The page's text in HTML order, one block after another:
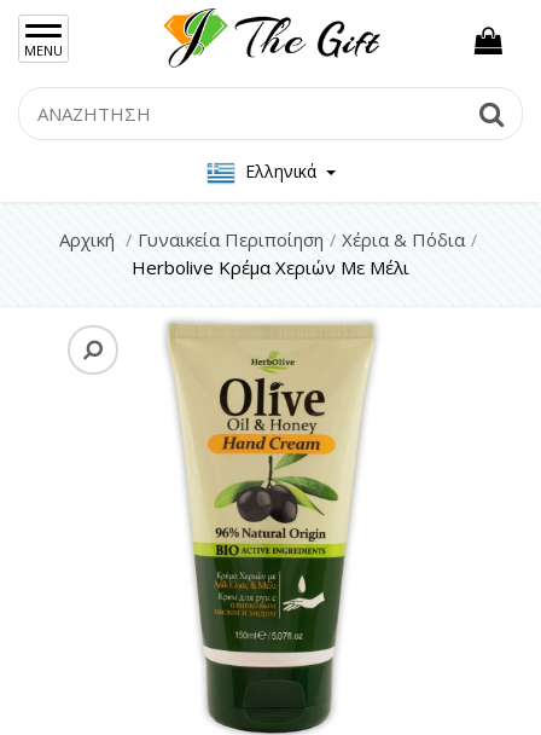
MENU
Ελληνικά
Αρχική Γυναικεία Περιποίηση
Χέρια & Πόδια
Herbolive Κρέμα Χεριών Με Μέλι
×
Γυναικείες Τσάντες
Ανδρικές Τσάντες
Γυναικεία Κοσμήματα Ασήμι 925
Γυναικεία Κοσμήματα Ατσάλι
Σετ Δώρου
Γυναικεία Περιποίηση